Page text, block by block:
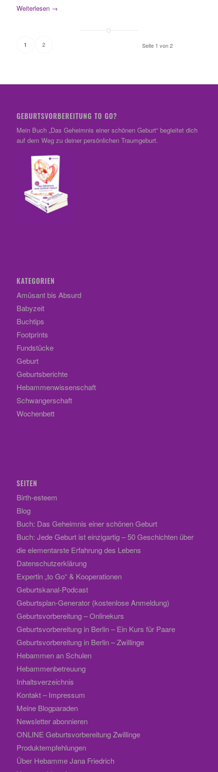
Weiterlesen→
Seite 1 von 2
1 2
GEBURTSVORBEREITUNG TO GO?
Mein Buch „Das Geheimnis einer schönen Geburt“ begleitet dich
auf dem Weg zu deiner persönlichen Traumgeburt.
KATEGORIEN
Amüsant bis Absurd
Babyzeit
Buchtips
Footprints
Fundstücke
Geburt
Geburtsberichte
Hebammenwissenschaft
Schwangerschaft
Wochenbett
SEITEN
Birth-esteem
Blog
Buch: Das Geheimnis einer schönen Geburt
Buch: Jede Geburt ist einzigartig – 50 Geschichten über
die elementarste Erfahrung des Lebens
Datenschutzerklärung
Expertin „to Go“ & Kooperationen
Geburtskanal-Podcast
Geburtsplan-Generator (kostenlose Anmeldung)
Geburtsvorbereitung – Onlinekurs
Geburtsvorbereitung in Berlin – Ein Kurs für Paare
Geburtsvorbereitung in Berlin – Zwillinge
Hebammen an Schulen
Hebammenbetreuung
Inhaltsverzeichnis
Kontakt – Impressum
Meine Blogparaden
Newsletter abonnieren
ONLINE Geburtsvorbereitung Zwillinge
Produktempfehlungen
Über Hebamme Jana Friedrich